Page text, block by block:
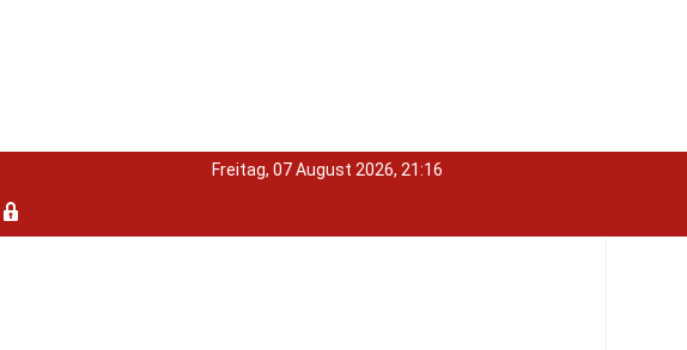
Freitag, 07 August 2026, 21:16